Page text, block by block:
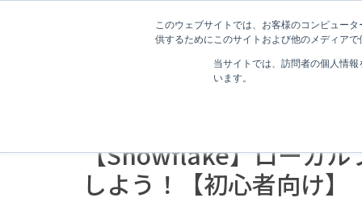
このウェブサイトでは、お客様のコンピュー
供するためにこのサイトおよび他のメディア
当サイトでは、訪問者の個人情
います。
【Snowflake】ローカル
しよう！【初心者向け】